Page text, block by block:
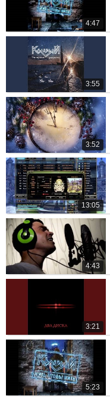
4:47
3:55
3:52
13:05
4:43
3:21
5:23